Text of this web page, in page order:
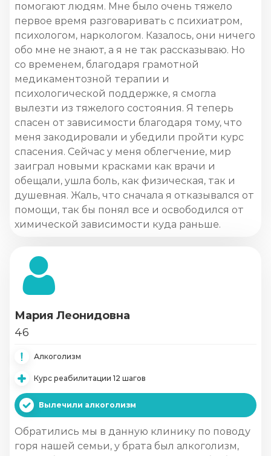
помогают людям. Мне было очень тяжело
первое время разговаривать с психиатром,
психологом, наркологом. Казалось, они ничего
обо мне не знают, а я не так рассказываю. Но
со временем, благодаря грамотной
медикаментозной терапии и
психологической поддержке, я смогла
вылезти из тяжелого состояния. Я теперь
спасен от зависимости благодаря тому, что
меня закодировали и убедили пройти курс
спасения. Сейчас у меня облегчение, мир
заиграл новыми красками как врачи и
обещали, ушла боль, как физическая, так и
душевная. Жаль, что сначала я отказывался от
помощи, так бы понял все и освободился от
химической зависимости куда раньше.
Мария Леонидовна
46
Алкоголизм
Курс реабилитации 12 шагов
Вылечили алкоголизм
Обратились мы в данную клинику по поводу
горя нашей семьи, у брата был алкоголизм,